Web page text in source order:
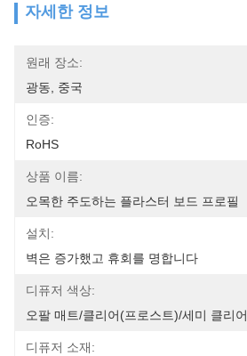
자세한 정보
원래 장소:
광동, 중국
인증:
RoHS
상품 이름:
오목한 주도하는 플라스터 보드 프로필
설치:
벽은 증가했고 휴회를 명합니다
디퓨저 색상:
오팔 매트/클리어(프로스트)/세미 클리어
디퓨저 소재: